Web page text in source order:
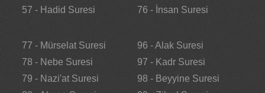
57 - Hadid Suresi
76 - İnsan Suresi
77 - Mürselat Suresi
78 - Nebe Suresi
79 - Nazi'at Suresi
96 - Alak Suresi
97 - Kadr Suresi
98 - Beyyine Suresi